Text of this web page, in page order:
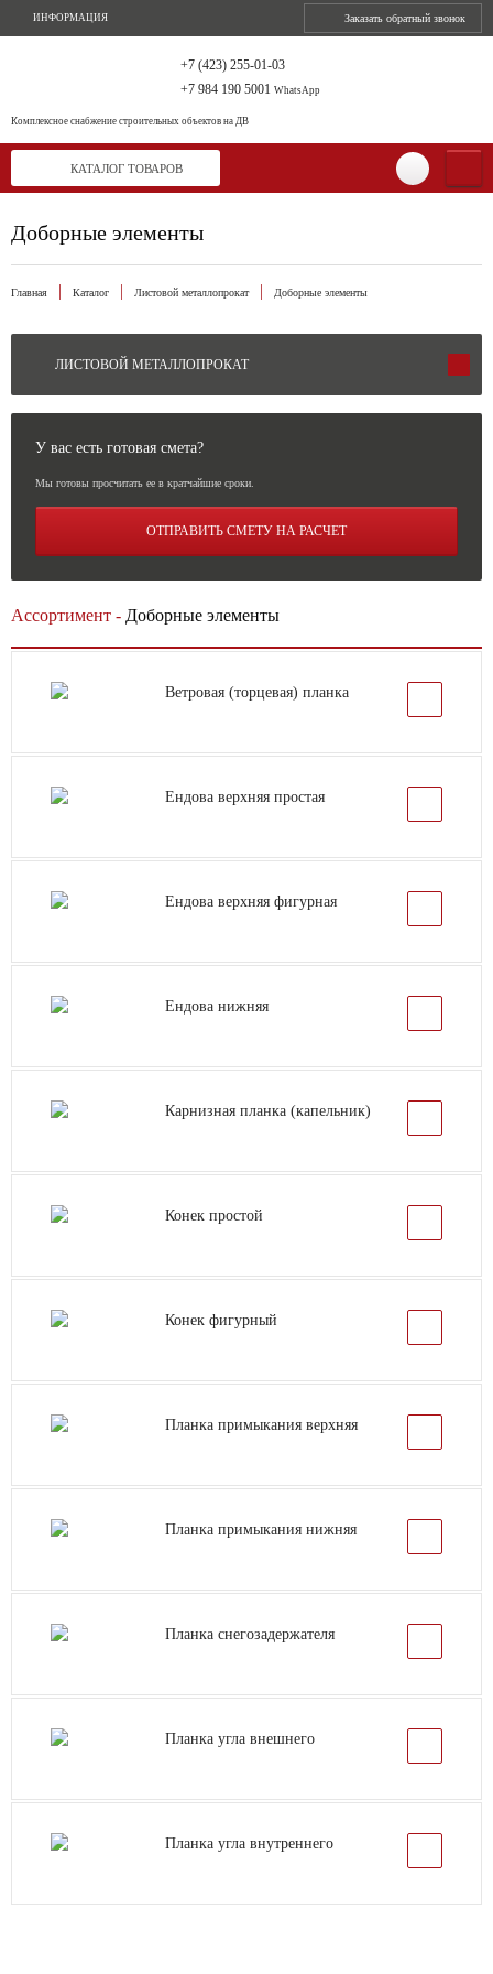
ИНФОРМАЦИЯ Заказать обратный звонок
Комплексное снабжение строительных объектов на ДВ
+7 (423) 255-01-03
+7 984 190 5001 WhatsApp
КАТАЛОГ ТОВАРОВ
Доборные элементы
Главная Каталог Листовой металлопрокат Доборные элементы
ЛИСТОВОЙ МЕТАЛЛОПРОКАТ
У вас есть готовая смета?
Мы готовы просчитать ее в кратчайшие сроки.
ОТПРАВИТЬ СМЕТУ НА РАСЧЕТ
Ассортимент - Доборные элементы
Ветровая (торцевая) планка
Ендова верхняя простая
Ендова верхняя фигурная
Ендова нижняя
Карнизная планка (капельник)
Конек простой
Конек фигурный
Планка примыкания верхняя
Планка примыкания нижняя
Планка снегозадержателя
Планка угла внешнего
Планка угла внутреннего